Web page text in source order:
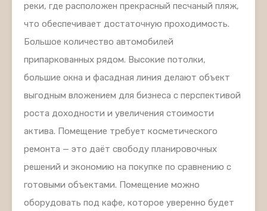
реки, где расположен прекрасный песчаный пляж,
что обеспечивает достаточную проходимость.
Большое количество автомобилей
припаркованных рядом. Высокие потолки,
большие окна и фасадная линия делают объект
выгодным вложением для бизнеса с перспективой
роста доходности и увеличения стоимости
актива. Помещение требует косметического
ремонта — это даёт свободу планировочных
решений и экономию на покупке по сравнению с
готовыми объектами. Помещение можно
оборудовать под кафе, которое уверенно будет